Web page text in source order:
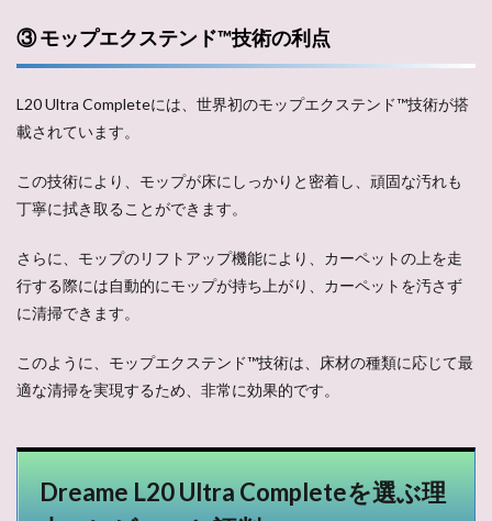
③ モップエクステンド™技術の利点
L20 Ultra Completeには、世界初のモップエクステンド™技術が搭
載されています。
この技術により、モップが床にしっかりと密着し、頑固な汚れも
丁寧に拭き取ることができます。
さらに、モップのリフトアップ機能により、カーペットの上を走
行する際には自動的にモップが持ち上がり、カーペットを汚さず
に清掃できます。
このように、モップエクステンド™技術は、床材の種類に応じて最
適な清掃を実現するため、非常に効果的です。
Dreame L20 Ultra Completeを選ぶ理